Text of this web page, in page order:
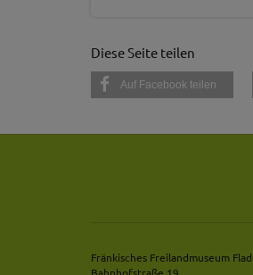
Diese Seite teilen
Auf Facebook teilen
Fränkisches Freilandmuseum